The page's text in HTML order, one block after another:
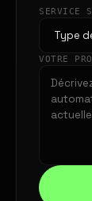
SERVICE
VOTRE